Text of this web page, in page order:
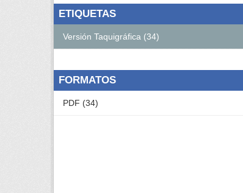
ETIQUETAS
Versión Taquigráfica (34)
FORMATOS
PDF (34)